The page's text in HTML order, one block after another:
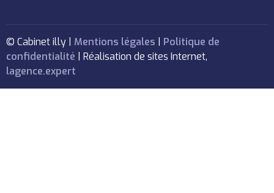
© Cabinet illy | Mentions légales
Politique de
confidentialité | Réalisation de sites Internet,
lagence.expert